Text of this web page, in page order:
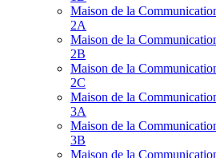
Maison de la
2A
Maison de la
2B
Maison de la
2C
Maison de la
3A
Maison de la
3B
Maison de la